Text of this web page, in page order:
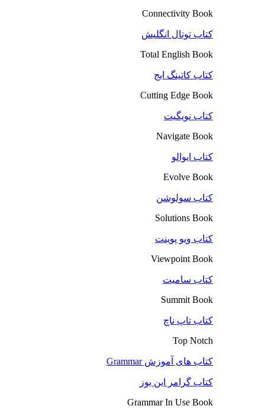
Connectivity Book
کتاب توتال انگلیش
Total English Book
کتاب کاتینگ ایج
Cutting Edge Book
کتاب نویگیت
Navigate Book
کتاب ایوالو
Evolve Book
کتاب سولوشن
Solutions Book
کتاب ویو پوینت
Viewpoint Book
کتاب سامیت
Summit Book
کتاب تاپ ناچ
Top Notch
کتاب های آموزش Grammar
کتاب گرامر این یوز
Grammar In Use Book